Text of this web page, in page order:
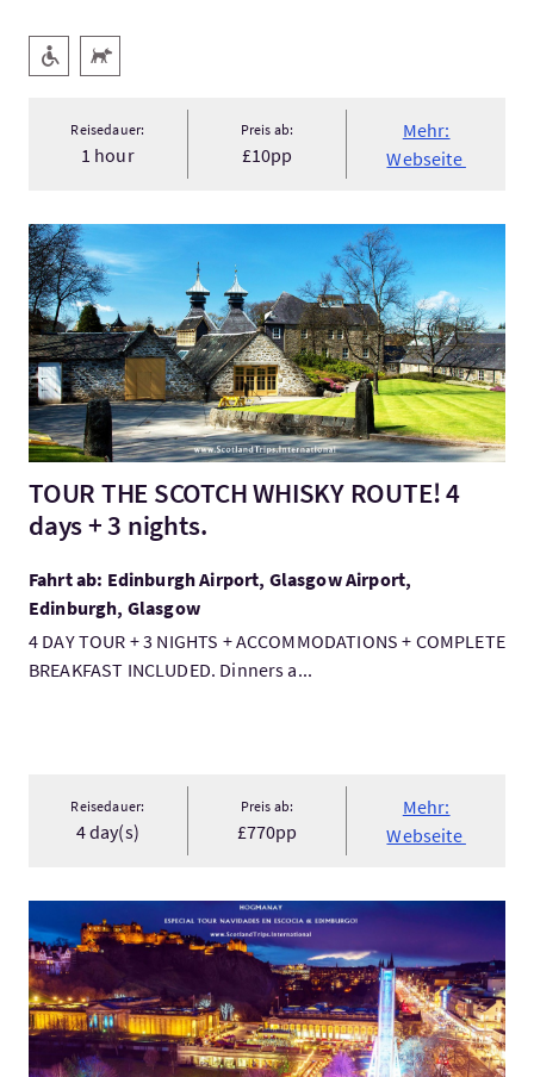
Ausstattung
Barrierefreier Zugang
Haustiere willkommen
Reisedauer:
1 hour
Preis ab:
£10pp
Mehr:
Webseite
Mehr:TOUR THE SCOTCH WHISKY ROUTE! 4 days + 3 nights.
TOUR THE SCOTCH WHISKY ROUTE! 4
days + 3 nights.
Fahrt ab: Edinburgh Airport, Glasgow Airport,
Edinburgh, Glasgow
4 DAY TOUR + 3 NIGHTS + ACCOMMODATIONS + COMPLETE
BREAKFAST INCLUDED. Dinners a...
Reisedauer:
4 day(s)
Preis ab:
£770pp
Mehr:
Webseite
Mehr:TOUR CHRISTMAS IN SCOTLAND & EDINBURGH: